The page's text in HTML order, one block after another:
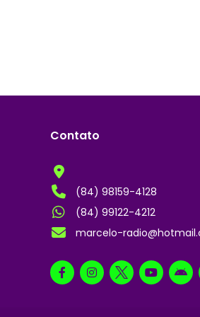
Contato
(84) 98159-4128
(84) 99122-4212
marcelo-